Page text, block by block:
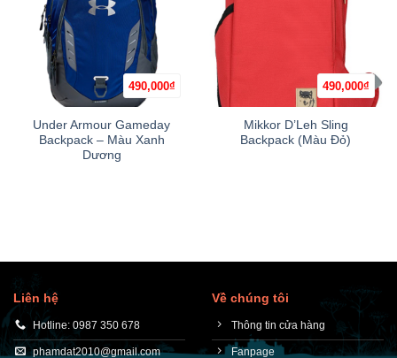
490,000₫
Under Armour Gameday
Backpack – Màu Xanh
Dương
490,000₫
Mikkor D’Leh Sling
Backpack (Màu Đỏ)
Liên hệ
Hotline: 0987 350 678
phamdat2010@gmail.com
Về chúng tôi
Thông tin cửa hàng
Fanpage